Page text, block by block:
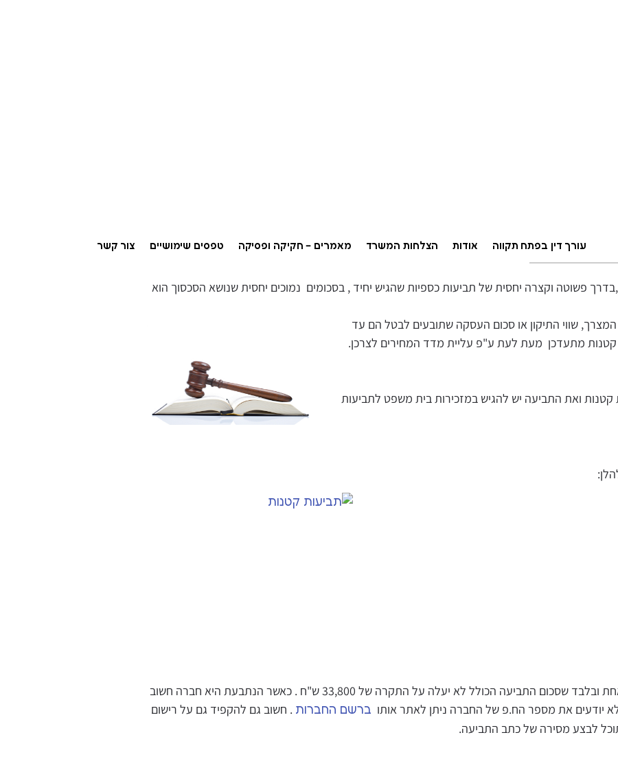
עורך דין בפתח תקווה אודות הצלחות המשרד מאמרים – חקיקה ופסיקה טפסים שימושיים צור קשר
פשוטה וקצרה יחסית של תביעות כספיות שהגיש יחיד , בסכומים נמוכים יחסית שנושא הסכסוך הוא
שווי התיקון או סכום העסקה שתובעים לבטל הם עד
ואת התביעה יש להגיש במזכירות בית משפט לתביעות
שסכום התביעה הכולל לא יעלה על התקרה של 33,800 ש"ח .
כאשר הנתבעת היא חברה חשוב
יודעים את מספר הח.פ של החברה ניתן לאתר אותו ברשם החברות . חשוב גם להקפיד גם על רישום
לבצע מסירה של כתב התביעה.